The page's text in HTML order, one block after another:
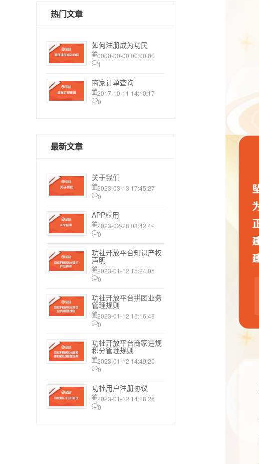
热门文章
如何注册成为功民
0000-00-00 00:00:00
1
商家订单查询
2017-10-11 14:10:17
0
最新文章
关于我们
2023-03-13 17:45:27
0
APP应用
2023-02-28 08:42:42
0
功社开放平台知识产权
声明
2023-01-12 15:24:05
0
功社开放平台拼团业务
管理规则
2023-01-12 15:16:48
0
功社开放平台商家违规
积分管理规则
2023-01-12 14:49:20
0
功社用户注册协议
2023-01-12 14:18:26
0